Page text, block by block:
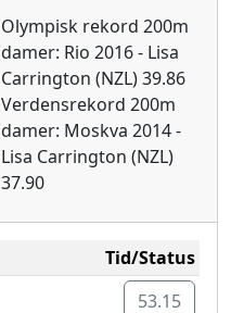
Olympisk rekord 200m
damer: Rio 2016 - Lisa
Carrington (NZL) 39.86
Verdensrekord 200m
damer: Moskva 2014 -
Lisa Carrington (NZL)
37.90
Tid/Status
53.15